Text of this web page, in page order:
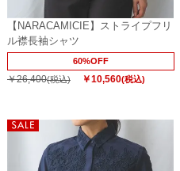
【NARACAMICIE】ストライプフリ
ル襟長袖シャツ
60%OFF
￥26,400(税込) ￥10,560(税込)